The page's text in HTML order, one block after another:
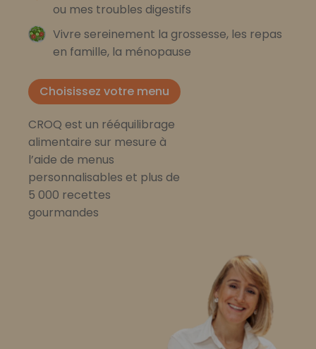
ou mes troubles digestifs
Vivre sereinement la grossesse, les repas
en famille, la ménopause
Choisissez votre menu
CROQ est un rééquilibrage
alimentaire sur mesure à
l’aide de menus
personnalisables et plus de
5 000 recettes
gourmandes